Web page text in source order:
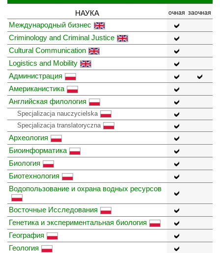
НАУКА очная заочная
Международный бизнес
Criminology and Criminal Justice
Cultural Communication
Logistics and Mobility
Администрация
Американистика
Английская филология
Specjalizacja nauczycielska
Specjalizacja translatoryczna
Археология
Биоинформатика
Биология
Биотехнология
Водопользование и охрана водных ресурсов
Восточные Исследования
Генетика и экспериментальная биология
География
Геология